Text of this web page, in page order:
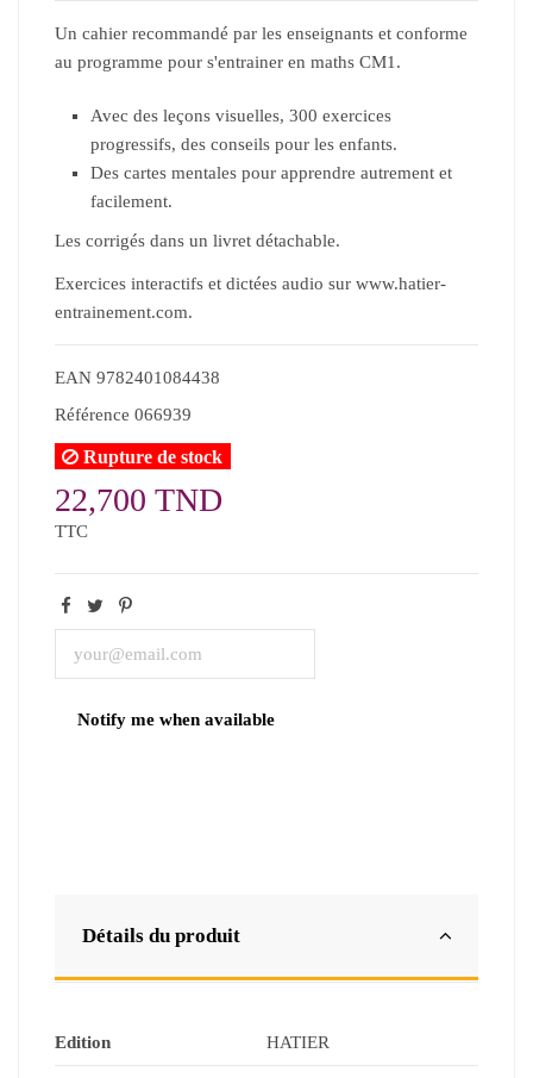
Un cahier recommandé par les enseignants et conforme
au programme pour s'entrainer en maths CM1.
Avec des leçons visuelles, 300 exercices
progressifs, des conseils pour les enfants.
Des cartes mentales pour apprendre autrement et
facilement.
Les corrigés dans un livret détachable.
Exercices interactifs et dictées audio sur www.hatier-
entrainement.com.
EAN 9782401084438
Référence 066939
Rupture de stock
22,700 TND
TTC
Détails du produit
Edition HATIER